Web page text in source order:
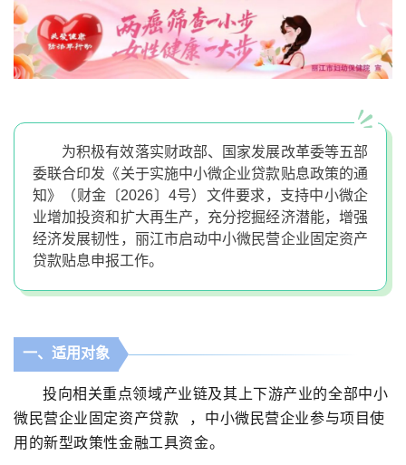
为积极有效落实财政部、国家发展改革委等五部
委联合印发《关于实施中小微企业贷款贴息政策的通
知》（财金〔2026〕4号）文件要求，支持中小微企
业增加投资和扩大再生产，充分挖掘经济潜能，增强
经济发展韧性，丽江市启动中小微民营企业固定资产
贷款贴息申报工作。
一、适用对象
投向相关重点领域产业链及其上下游产业的全部中小
微民营企业固定资产贷款
，中小微民营企业参与项目使
用的新型政策性金融工具资金。